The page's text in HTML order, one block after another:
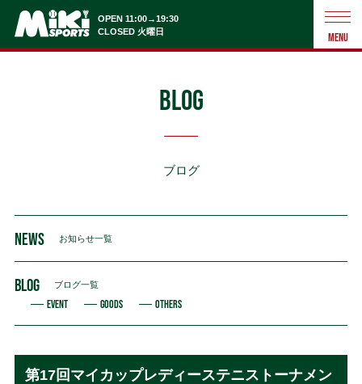
MENU
OPEN 11:00→19:30
CLOSED 火曜日
BLOG
ブログ
第17回マイカップレディーステニストーナメン
NEWS お知らせ一覧
BLOG ブログ一覧
EVENT GOODS OTHERS